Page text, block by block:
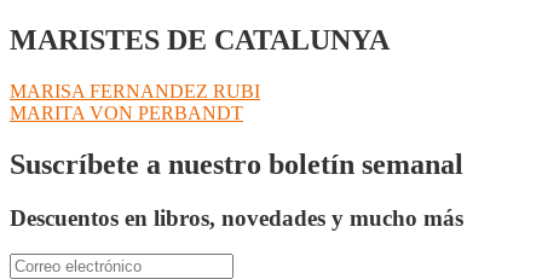
MARISTES DE CATALUNYA
Navegación
de
entradas
Anterior:
MARISA FERNANDEZ RUBI
Siguiente:
MARITA VON PERBANDT
Suscríbete a nuestro boletín semanal
Descuentos en libros, novedades y mucho más